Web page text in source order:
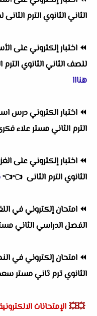
الثاني الثانوي الترم
⏪ اختبار إلكتروني على
للصف الثاني الثانوي
هنااا
⏪ اختبار الكتروني درس
الترم الثاني مستر علاء
⏪ اختبار إلكتروني على
الثانوي الترم الثانى 👈
👈
⏪ امتحان إلكتروني في
الفصل الدراسي الثاني
⏪ امتحان إلكتروني في
الثانوي ترم ثاني مستر
💥💥 الإمتحانات